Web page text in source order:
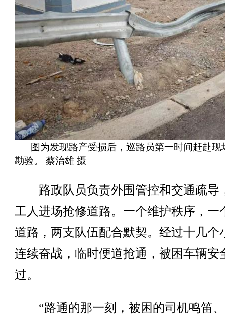
图为发现路产受损后，巡路员第一时间赶赴现
勘验。 蔡治雄 摄
路政队员负责外围管控和交通疏导
工人进场抢修道路。一个维护秩序，一
道路，两支队伍配合默契。经过十几个
连续奋战，临时便道抢通，被困车辆安
过。
“路通的那一刻，被困的司机鸣笛